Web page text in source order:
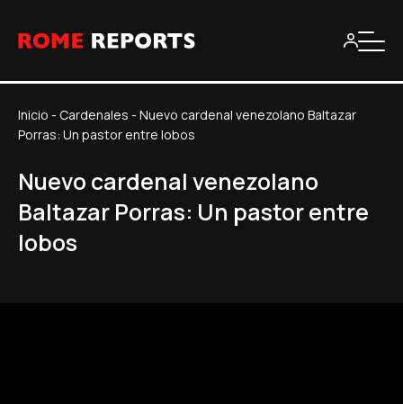
Inicio - Cardenales - Nuevo cardenal venezolano Baltazar
Porras: Un pastor entre lobos
Nuevo cardenal venezolano
Baltazar Porras: Un pastor entre
lobos